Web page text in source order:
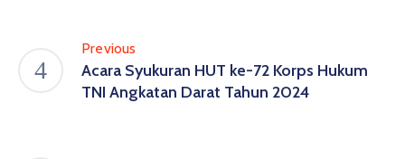
Previous
Acara Syukuran HUT ke-72 Korps Hukum
TNI Angkatan Darat Tahun 2024